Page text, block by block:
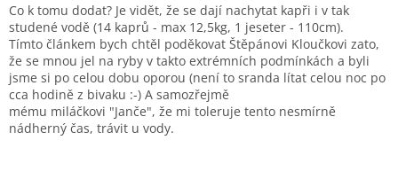
Co k tomu dodat? Je vidět, že se dají nachytat kapři i v tak
studené vodě (14 kaprů - max 12,5kg, 1 jeseter - 110cm).
Tímto článkem bych chtěl poděkovat Štěpánovi Kloučkovi zato,
že se mnou jel na ryby v takto extrémních podmínkách a byli
jsme si po celou dobu oporou (není to sranda lítat celou noc po
cca hodině z bivaku :-) A samozřejmě
mému miláčkovi "Janče", že mi toleruje tento nesmírně
nádherný čas, trávit u vody.